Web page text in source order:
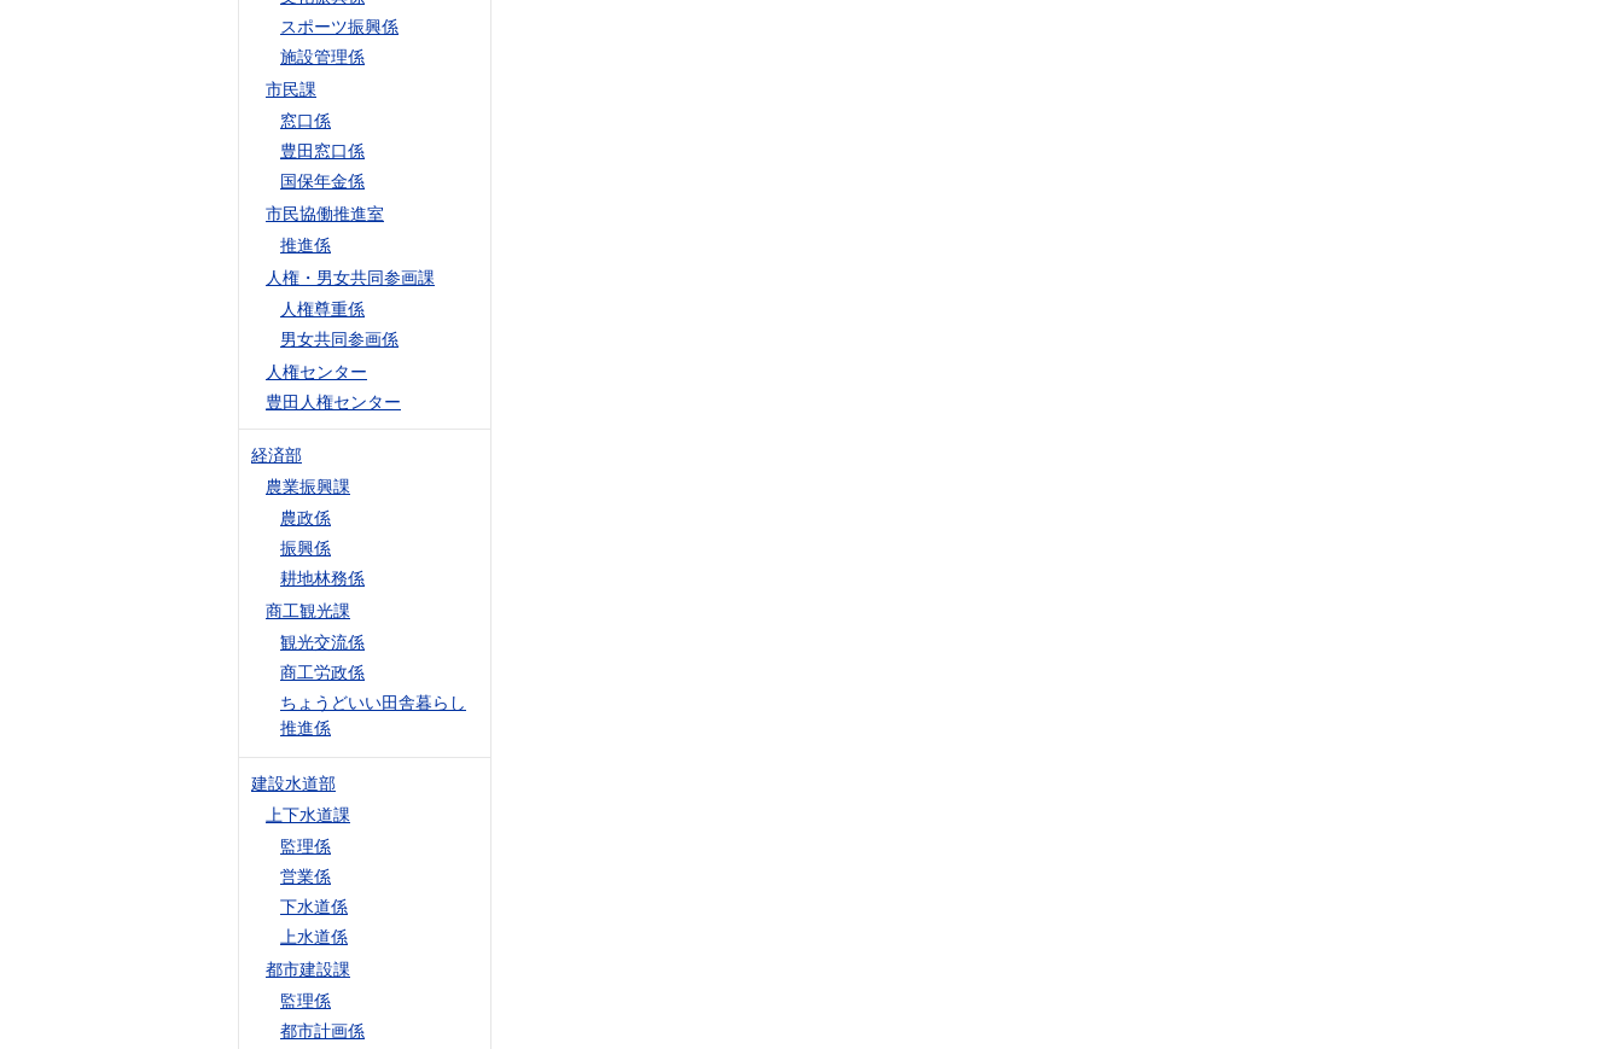
スポーツ振興係
施設管理係
市民課
窓口係
豊田窓口係
国保年金係
市民協働推進室
推進係
人権・男女共同参画課
人権尊重係
男女共同参画係
人権センター
豊田人権センター
経済部
農業振興課
農政係
振興係
耕地林務係
商工観光課
観光交流係
商工労政係
ちょうどいい田舎暮らし
推進係
建設水道部
上下水道課
監理係
営業係
下水道係
上水道係
都市建設課
監理係
都市計画係